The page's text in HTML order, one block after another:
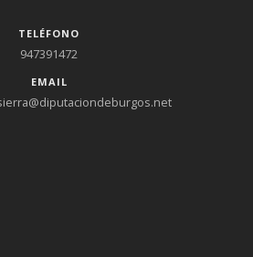
TELÉFONO
947391472
EMAIL